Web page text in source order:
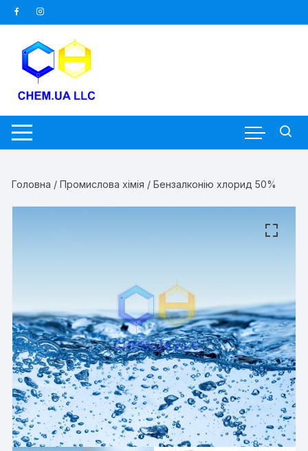
Перейти
до
Головна /Промислова хімія / Бензалконію хлорид 50%